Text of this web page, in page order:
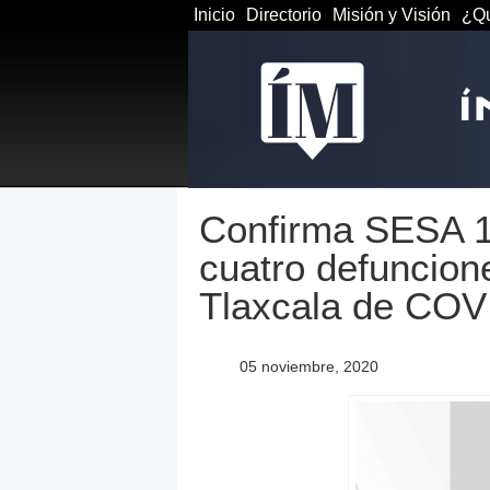
Inicio Directorio Misión y Visión
Confirma SESA
cuatro
Tlaxcala de
05 noviembre, 2020